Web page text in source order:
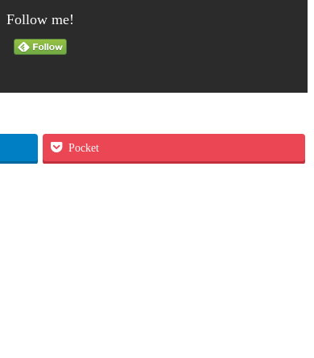
Follow me!
Pocket